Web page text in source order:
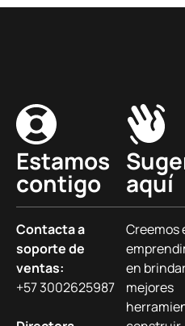
Estamos
contigo
Contacta a
soporte de
ventas:
+57 3002625987
aquí
Creemos
en
mejores